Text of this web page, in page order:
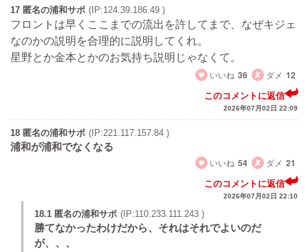
17 匿名の浦和サポ (IP:124.39.186.49 )
フロントは早くここまでの流出を許してまで、なぜキジェ
なのかの説明を合理的に説明してくれ。
星野とか金本とかのお気持ち説明じゃなくて。
いいね 36 ダメ 12
このコメントに返信
2026年07月02日 22:09
18 匿名の浦和サポ (IP:221.117.157.84 )
浦和が浦和でなくなる
いいね 54 ダメ 21
このコメントに返信
2026年07月02日 22:10
18.1 匿名の浦和サポ (IP:110.233.111.243 )
勝てなかったわけだから、それはそれでよいのだ
が、、、